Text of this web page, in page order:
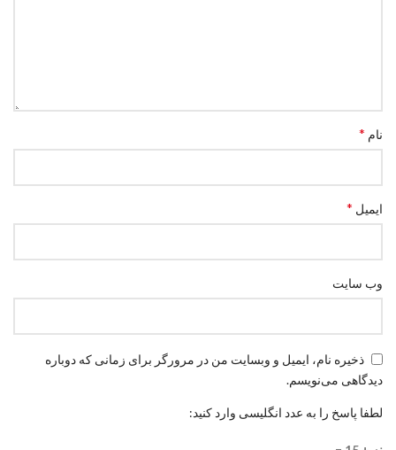
نام *
ایمیل *
وب‌ سایت
ذخیره نام، ایمیل و وبسایت من در مرورگر برای زمانی که دوباره
دیدگاهی می‌نویسم.
لطفا پاسخ را به عدد انگلیسی وارد کنید: